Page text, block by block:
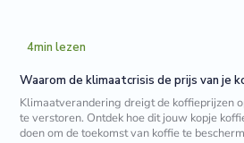
4min lezen
Waarom de klimaatcrisis de prijs van je
Klimaatverandering dreigt de koffieprijzen
te verstoren. Ontdek hoe dit jouw kopje
doen om de toekomst van koffie te